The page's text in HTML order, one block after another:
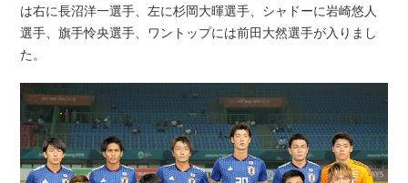
は右に長沼洋一選手、左に杉岡大暉選手、シャドーに岩崎悠人
選手、旗手怜央選手、ワントップには前田大然選手が入りまし
た。